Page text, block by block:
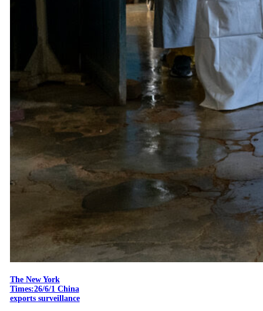
The New York
Times:26/6/1 China
exports surveillance